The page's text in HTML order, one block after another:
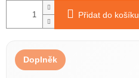
Přidat do košíku
Doplněk